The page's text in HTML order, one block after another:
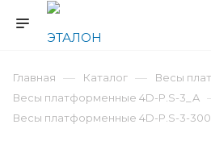
Главная — Каталог — Весы
Весы платформенные 4D-P.S-3_A
Весы платформенные 4D-P.S-3-